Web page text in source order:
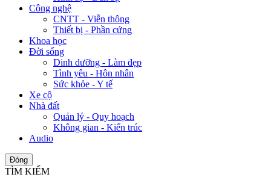
Công nghệ
CNTT - Viễn thông
Thiết bị - Phần cứng
Khoa học
Đời sống
Dinh dưỡng - Làm đẹp
Tình yêu - Hôn nhân
Sức khỏe - Y tế
Xe cộ
Nhà đất
Quản lý - Quy hoạch
Không gian - Kiến trúc
Audio
Đóng
TÌM KIẾM